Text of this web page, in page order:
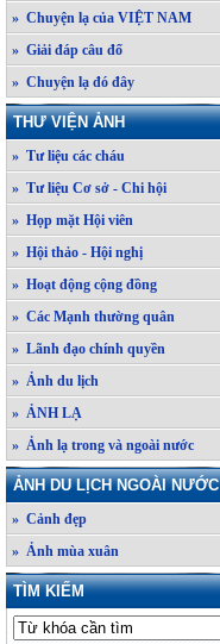
» Chuyện lạ của VIỆT NAM
» Giải đáp câu đố
» Chuyện lạ đó đây
THƯ VIỆN ẢNH
» Tư liệu các cháu
» Tư liệu Cơ sở - Chi hội
» Họp mặt Hội viên
» Hội thảo - Hội nghị
» Hoạt động cộng đồng
» Các Mạnh thường quân
» Lãnh đạo chính quyền
» Ảnh du lịch
» ẢNH LẠ
» Ảnh lạ trong và ngoài nước
ẢNH DU LỊCH NGOÀI NƯỚC
» Cảnh đẹp
» Ảnh mùa xuân
TÌM KIẾM